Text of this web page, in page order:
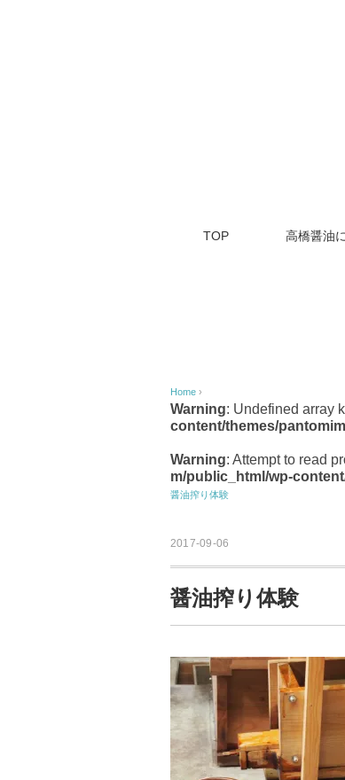
TOP 高橋醤油
Home ›
Warning: Undefined array
content/themes/
Warning: Attempt to read
m/public_html/wp-
醤油搾り体験
2017-09-06
醤油搾り体験